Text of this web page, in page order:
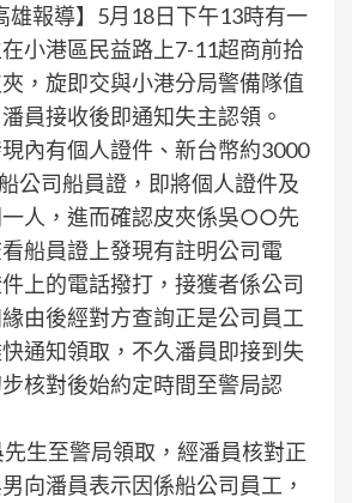
雄報導】5月18日下午13時有一
小港區民益路上7-11超商前拾
，旋即交與小港分局警備隊值
員接收後即通知失主認領。
內有個人證件、新台幣約3000
公司船員證，即將個人證件及
人，進而確認皮夾係吳○○先
船員證上發現有註明公司電
上的電話撥打，接獲者係公司
由後經對方查詢正是公司員工
通知領取，不久潘員即接到失
核對後始約定時間至警局認
生至警局領取，經潘員核對正
向潘員表示因係船公司員工，